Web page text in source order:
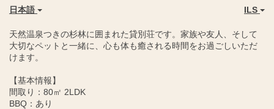
日本語 ILS
天然温泉つきの杉林に囲まれた貸別荘です。家族や友人、そして
大切なペットと一緒に、心も体も癒される時間をお過ごしいただ
けます。
【基本情報】
間取り：80㎡ 2LDK
BBQ：あり